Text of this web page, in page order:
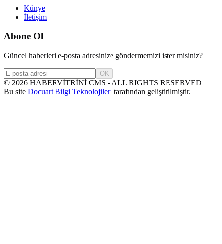
Künye
İletişim
Abone Ol
Güncel haberleri e-posta adresinize göndermemizi ister misiniz?
OK
© 2026 HABERVİTRİNİ CMS - ALL RIGHTS RESERVED
Bu site Docuart Bilgi Teknolojileri tarafından geliştirilmiştir.